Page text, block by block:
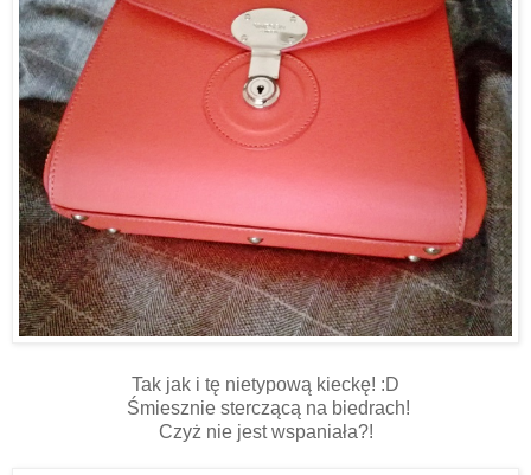
Tak jak i tę nietypową kieckę! :D
Śmiesznie sterczącą na biedrach!
Czyż nie jest wspaniała?!